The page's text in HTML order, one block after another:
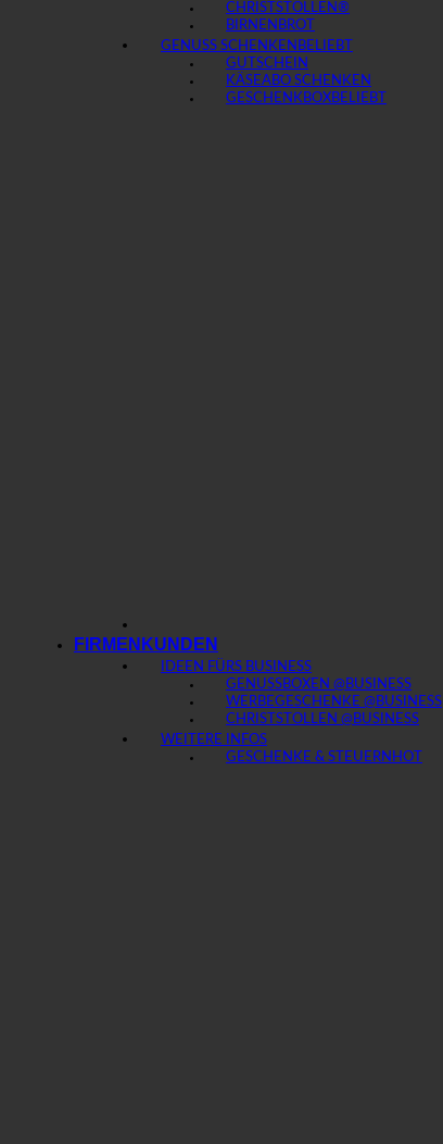
CHRISTSTOLLEN®
BIRNENBROT
GENUSS SCHENKEN
GUTSCHEIN
KÄSEABO SCHENKEN
GESCHENKBOX
FIRMENKUNDEN
IDEEN FÜRS BUSINESS
GENUSSBOXEN @BUSINESS
WERBEGESCHENKE @BUSINESS
CHRISTSTOLLEN @BUSINESS
WEITERE INFOS
GESCHENKE & STEUERN